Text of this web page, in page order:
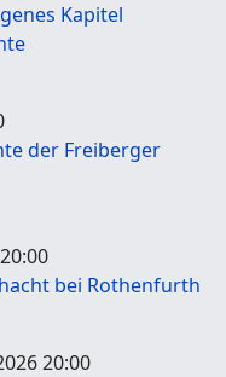
Kapitel
der Freiberger
bei Rothenfurth
20:00